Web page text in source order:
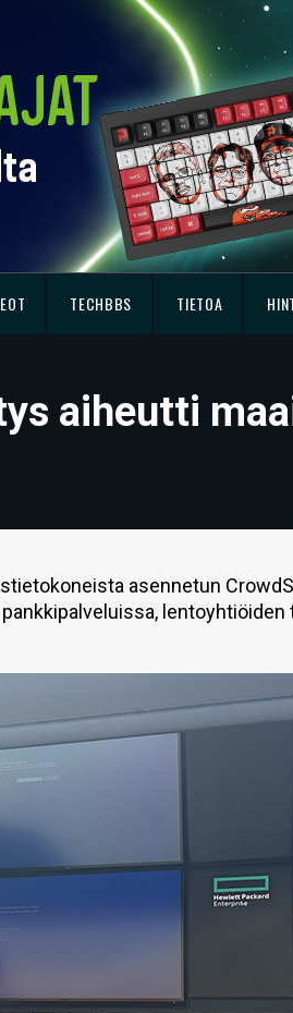
TECHBBS TIETOA
aiheutti
asennetun